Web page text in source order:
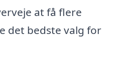
at få flere
det bedste valg for